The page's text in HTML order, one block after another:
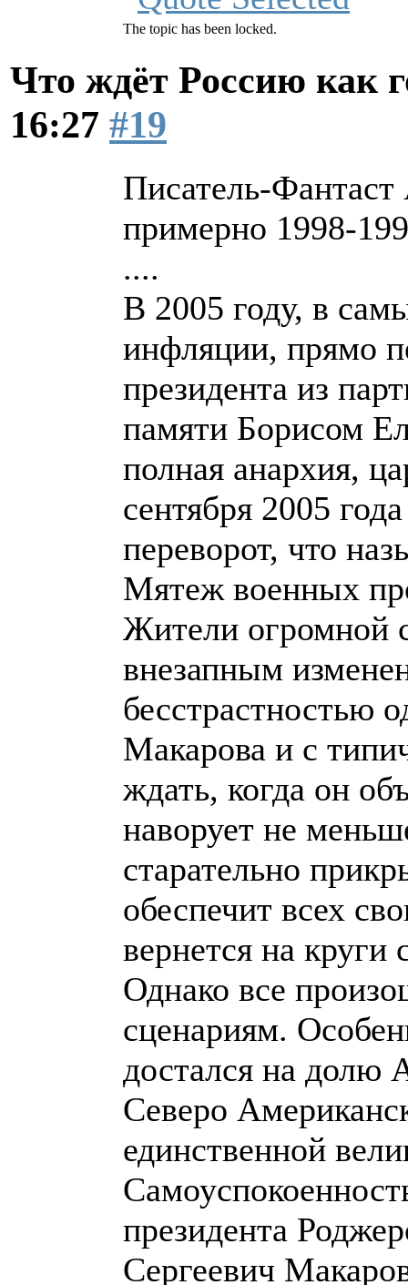
The topic has been locked.
Что ждёт Россию как
16:27 #19
Писатель-
примерно 1998-
....
В 2005 году, в
инфляции, прямо
президента из
памяти Борисом
полная анархия,
сентября 2005
переворот, что
Мятеж военных
Жители огромной
внезапным
бесстрастностью
Макарова и с
ждать, когда он
наворует не
старательно
обеспечит всех
вернется на круги
Однако все
сценариям.
достался на долю
Северо
единственной
президента
Сергеевич